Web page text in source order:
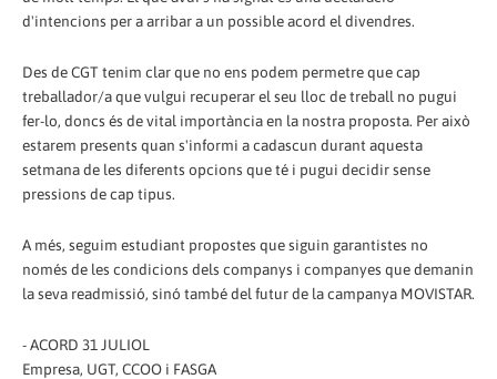
d'intencions per a arribar a un possible acord el divendres.
Des de CGT tenim clar que no ens podem permetre que cap
treballador/a que vulgui recuperar el seu lloc de treball no pugui
fer-lo, doncs és de vital importància en la nostra proposta. Per això
estarem presents quan s'informi a cadascun durant aquesta
setmana de les diferents opcions que té i pugui decidir sense
pressions de cap tipus.
A més, seguim estudiant propostes que siguin garantistes no
només de les condicions dels companys i companyes que demanin
la seva readmissió, sinó també del futur de la campanya MOVISTAR.
- ACORD 31 JULIOL
Empresa, UGT, CCOO i FASGA